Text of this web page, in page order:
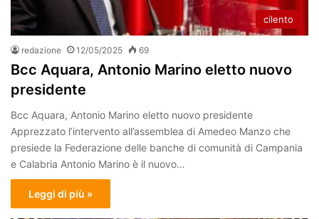
cilento
redazione 12/05/2025 69
Bcc Aquara, Antonio Marino eletto nuovo
presidente
Bcc Aquara, Antonio Marino eletto nuovo presidente
Apprezzato l’intervento all’assemblea di Amedeo Manzo che
presiede la Federazione delle banche di comunità di Campania
e Calabria Antonio Marino è il nuovo…
Leggi di più »